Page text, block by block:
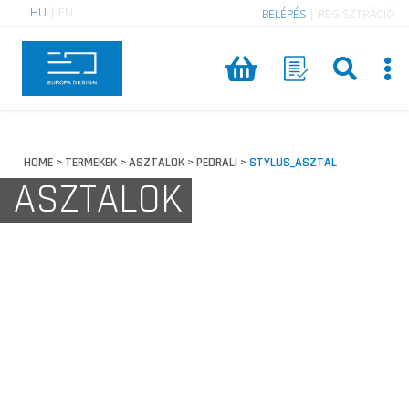
HU EN BELÉPÉS REGISZTRÁCIÓ
HOME > TERMEKEK >ASZTALOK >PEDRALI >STYLUS_ASZTAL
ASZTALOK